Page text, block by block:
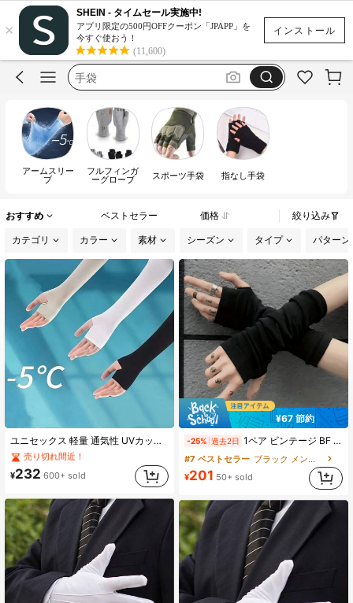
インストール
×
SHEIN - タイムセール実施中!
アプリ限定の500円OFFクーポン「JPAPP」を
今すぐ使おう！
(11,600)
アームカバー
手袋
サポーター
肉球手袋
アームカバー
アームスリー
ブ
フルフィンガ
ーグローブ スポーツ手袋 指なし手袋
おすすめ ベストセラー 価格 絞り込み
カテゴリ カラー 素材 シーズン タイプ パターン
ユニセックス 軽量 通気性 UVカット アームカバー ロング 冷却アームガード 運転・サイクリング・釣り・アウトドア活動用
#2 ベストセラー
マルチカラー 男性用アームスリーブ
売り切れ間近！
#2 ベストセラー
売り切れ間近！
#2 ベストセラー
売り切れ間近！
マルチカラー 男性用アームスリーブ
売り切れ間近！
¥232 600+ sold
¥67 節約
-25% 過去2日 1ペア ビンテージ BF ストリートスタイル メンズファッション ダークカラー フィンガーレスグローブ、メンズギフト、キャンプ
#7 ベストセラー
ブラック メンズグローブ
¥201 50+ sold